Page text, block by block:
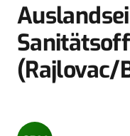
(Rajlovac/